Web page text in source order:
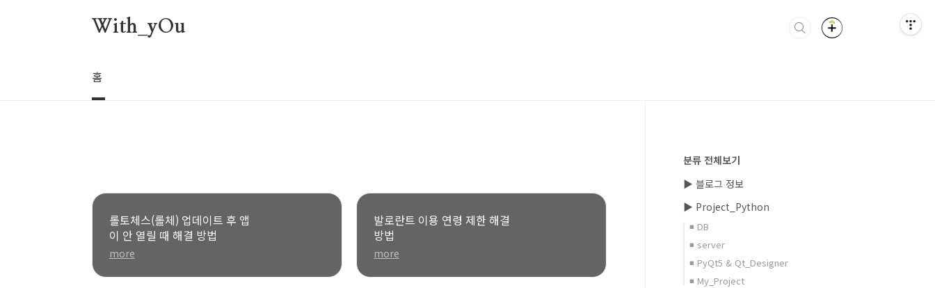
With_yOu
홈
롤토체스(롤체) 업데이트 후 앱
이 안 열릴 때 해결 방법
more
발로란트 이용 연령 제한 해결
방법
more
분류 전체보기
▶ 블로그 정보
▶ Project_Python
◾ DB
◾ server
◾ PyQt5 & Qt_Designer
◾ My_Project